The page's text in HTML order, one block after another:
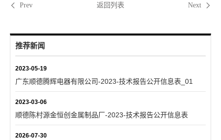
Prev 返回列表 Next
推荐新闻
2023-05-19
广东顺德腾辉电器有限公司-2023-技术报告公开信息表_01
2023-03-06
顺德陈村源金恒创金属制品厂-2023-技术报告公开信息表
2026-07-30